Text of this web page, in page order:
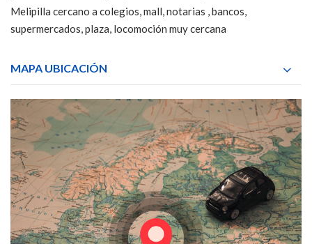
Melipilla cercano a colegios, mall, notarias , bancos,
supermercados, plaza, locomoción muy cercana
MAPA UBICACIÓN